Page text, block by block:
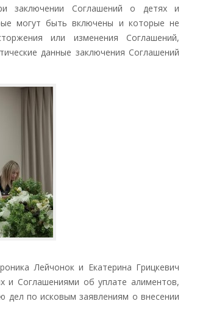
заключении Соглашений о детях и
могут быть включены и которые не
или изменения Соглашений,
данные заключения Соглашений
Лейчонок и Екатерина Грицкевич
и Соглашениями об уплате алиментов,
дел по исковым заявлениям о внесении